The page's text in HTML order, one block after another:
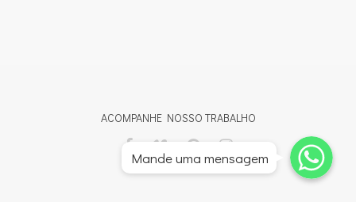
ACOMPANHE NOSSO TRABALHO
Whatsapp
Whatsapp
Whatsapp
Mande uma mensagem